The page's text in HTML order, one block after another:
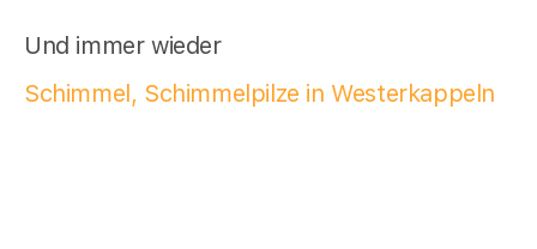
Und immer wieder
Schimmel, Schimmelpilze in Westerkappeln